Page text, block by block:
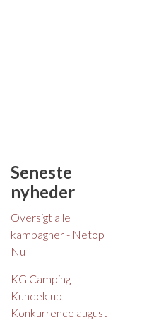
Seneste
nyheder
Oversigt alle
kampagner - Netop
Nu
KG Camping
Kundeklub
Konkurrence august